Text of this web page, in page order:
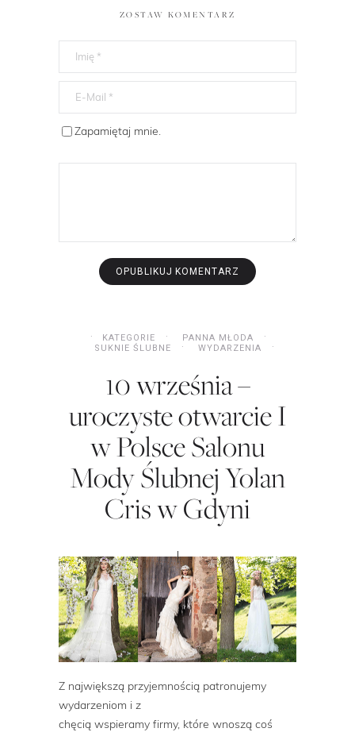
ZOSTAW KOMENTARZ
Zapamiętaj mnie.
KATEGORIE
PANNA MŁODA
SUKNIE ŚLUBNE
WYDARZENIA
10 września –
uroczyste otwarcie I
w Polsce Salonu
Mody Ślubnej Yolan
Cris w Gdyni
Z największą przyjemnością patronujemy
wydarzeniom i z
chęcią wspieramy firmy, które wnoszą coś